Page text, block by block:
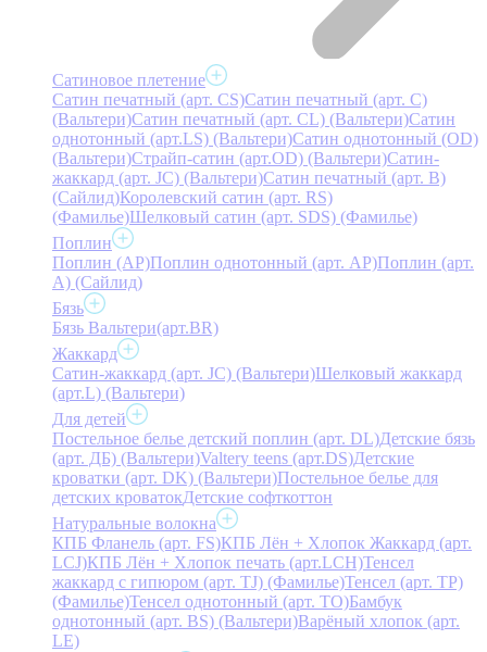
Сатиновое плетение
Сатин печатный (арт. СS)Сатин печатный (арт. С)
(Вальтери)Сатин печатный (арт. СL) (Вальтери)Сатин
однотонный (арт.LS) (Вальтери)Сатин однотонный (OD)
(Вальтери)Страйп-сатин (арт.OD) (Вальтери)Сатин-
жаккард (арт. JC) (Вальтери)Сатин печатный (арт. В)
(Сайлид)Королевский сатин (арт. RS)
(Фамилье)Шелковый сатин (арт. SDS) (Фамилье)
Поплин
Поплин (AP)Поплин однотонный (арт. AP)Поплин (арт.
А) (Сайлид)
Бязь
Бязь Вальтери(арт.BR)
Жаккард
Сатин-жаккард (арт. JC) (Вальтери)Шелковый жаккард
(арт.L) (Вальтери)
Для детей
Постельное белье детский поплин (арт. DL)Детские бязь
(арт. ДБ) (Вальтери)Valtery teens (арт.DS)Детские
кроватки (арт. DK) (Вальтери)Постельное белье для
детских кроватокДетские софткоттон
Натуральные волокна
КПБ Фланель (арт. FS)КПБ Лён + Хлопок Жаккард (арт.
LCJ)КПБ Лён + Хлопок печать (арт.LCH)Тенсел
жаккард с гипюром (арт. TJ) (Фамилье)Тенсел (арт. ТР)
(Фамилье)Тенсел однотонный (арт. TO)Бамбук
однотонный (арт. BS) (Вальтери)Варёный хлопок (арт.
LE)